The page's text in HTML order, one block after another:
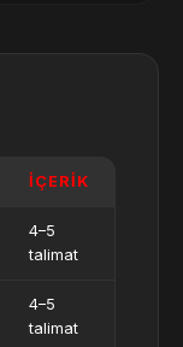
İÇERIK
4–5
talimat
4–5
talimat